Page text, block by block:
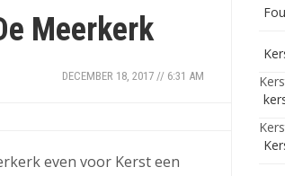
Meerkerk
DECEMBER 18, 2017 // 6:31 AM
even voor Kerst een